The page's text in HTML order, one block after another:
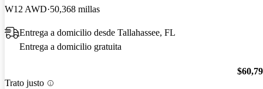
W12 AWD 50,368 millas
Entrega a domicilio desde Tallahassee, FL
Entrega a domicilio gratuita
Trato justo